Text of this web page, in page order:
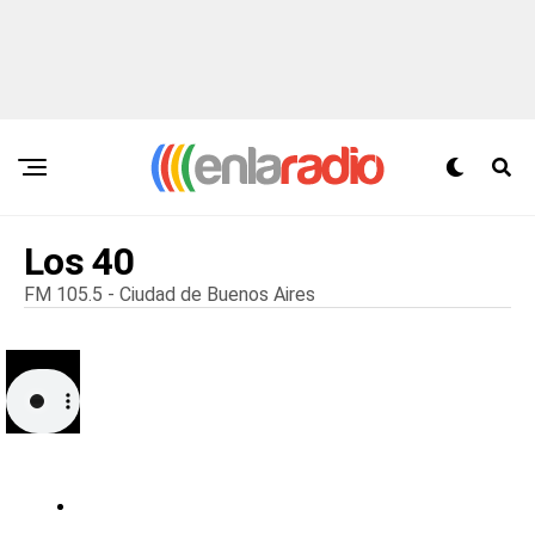
Los 40
FM 105.5 - Ciudad de Buenos Aires